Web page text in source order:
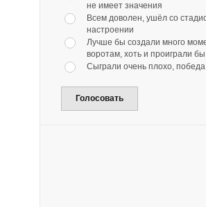
не имеет значения
Всем доволен, ушёл со
настроении
Лучше бы создали много
воротам, хоть и проиграли бы
Сыграли очень плохо,
Голосовать